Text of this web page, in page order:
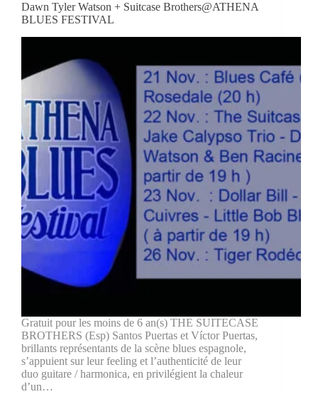
Dawn Tyler Watson + Suitcase Brothers@ATHENA
BLUES FESTIVAL
Gratuit pour les moins de 6 an(s) THE SUITECASE
BROTHERS (Esp) Santos Puertas et Víctor Puertas,
brillants représentants de la scène blues espagnole,
s’appuient sur leur feeling et l’authenticité de leur
duo guitare / harmonica, en privilégient la chaleur
d’un…